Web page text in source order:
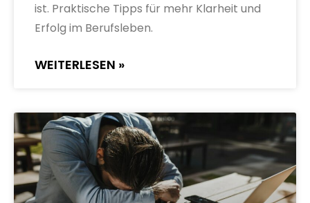
ist. Praktische Tipps für mehr Klarheit und
Erfolg im Berufsleben.
WEITERLESEN »